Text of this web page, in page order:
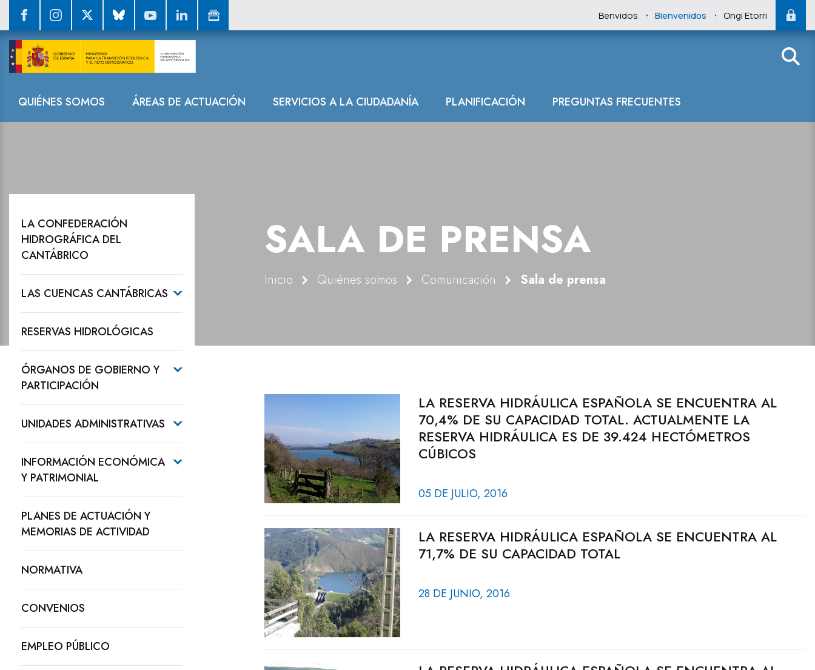
Benvidos . Bienvenidos . Ongi Etorri
Navegación
QUIÉNES SOMOS ÁREAS DE ACTUACIÓN SERVICIOS A LA CIUDADANÍA PLANIFICACIÓN PREGUNTAS FRECUENTES
Sala de prensa
SALA DE PRENSA
Inicio Quiénes somos Comunicación Sala de prensa
LA CONFEDERACIÓN
HIDROGRÁFICA DEL
CANTÁBRICO
LAS CUENCAS CANTÁBRICAS
RESERVAS HIDROLÓGICAS
ÓRGANOS DE GOBIERNO Y
PARTICIPACIÓN
UNIDADES ADMINISTRATIVAS
INFORMACIÓN ECONÓMICA
Y PATRIMONIAL
PLANES DE ACTUACIÓN Y
MEMORIAS DE ACTIVIDAD
NORMATIVA
CONVENIOS
EMPLEO PÚBLICO
LA RESERVA HIDRÁULICA ESPAÑOLA SE ENCUENTRA AL
70,4% DE SU CAPACIDAD TOTAL. ACTUALMENTE LA
RESERVA HIDRÁULICA ES DE 39.424 HECTÓMETROS
CÚBICOS
05 DE JULIO, 2016
LA RESERVA HIDRÁULICA ESPAÑOLA SE ENCUENTRA AL
71,7% DE SU CAPACIDAD TOTAL
28 DE JUNIO, 2016